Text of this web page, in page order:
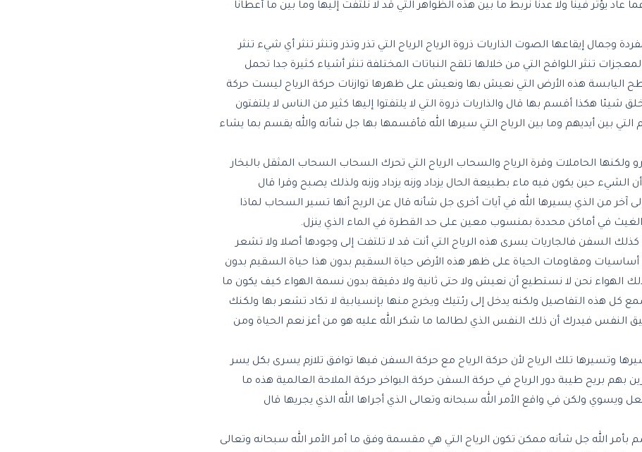
يؤثر فينا ولا عدنا نربط ما بين هذه الظواهر التي قد لا نلتفت إليها وما بين ما أعطانا
وجمال إيقاعها الصوت الذاريات ذروة الرياح الرياح التي تذر وتذر وتنثر تنثر أي شيء تنثر
تنثر اللواقح التي من خلالها تلقح النباتات المختلفة تنثر أشياء كثيرة جدا تحمل
اليابسة هذه الأرض التي نعيش بها ونعيش على ظهرها توازنات حركة الرياح ليست حركة
هكذا أقسم بها قال والذاريات ذروة التي لا يلتفتوا إليها كثير من الناس لا يلتفتون
بين أيديهم وما بين الرياح التي سيرها الله فأقسمها بها جل شأنه والله يقسم بما يشاء
الحاملات وقرة الرياح والسحاب الرياح التي تحرك السحاب السحاب المثقل بالبخار
الشيء حين يكون فيه ماء بطبيعة الحال يزداد وزنه يزداد وزنه ولذلك يصبح وقرا قال
آخر من الذي يسيرها الله في آيات أخرى جل شأنه قال عن الريح أنها تسير السحاب لماذا
في أماكن محددة بمنسوب معين على حد القطرة في الماء الذي ينزل.
السفن فالجاريات يسرى هذه الرياح التي أنت قد لا تلتفت إلى وجودها أصلا ولا تشعر
أساسيات ومقاومات الحياة على ظهر هذه الأرض حياة السقيم بدون هذا حياة السقيم بدون
الهواء نحن لا نستطيع أن نعيش ولا حتى ثانية ولا دقيقة بدون نسمة الهواء كيف يكون ما
هذه التفاصيل ولكنه يدخل إلى رئتيك ويخرج منها بإنسيابية لا تكاد تشعر بها ولكنك
فيدرك أن ذلك النفس الذي لطالما ما شكر الله عليه هو من أعز نعم الحياة ومن
وتسيرها تلك الرياح لأن حركة الرياح مع حركة السفن فيها توافق تلازم يسرى بكل يسر
بهم بريح طيبة دور الرياح في حركة السفن حركة البواخر حركة الملاحة العالمية هذه ما
ويسوي ولكن في واقع الأمر الله سبحانه وتعالى الذي أجراها الله الذي يجريها قال
الله جل شأنه ممكن تكون الرياح التي هي مقسمة وفق ما أمر الأمر الله سبحانه وتعالى